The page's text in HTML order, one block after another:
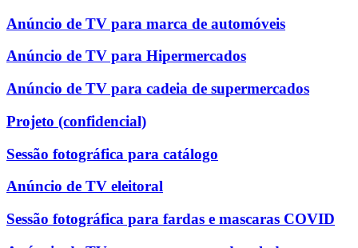
Anúncio de TV para marca de automóveis
Anúncio de TV para Hipermercados
Anúncio de TV para cadeia de supermercados
Projeto (confidencial)
Sessão fotográfica para catálogo
Anúncio de TV eleitoral
Sessão fotográfica para fardas e mascaras COVID